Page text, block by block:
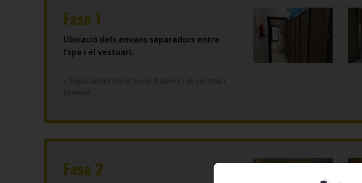
Fase 1
Ubicació dels envans saparadors entre
l’spa i el vestuari.
Fase 2